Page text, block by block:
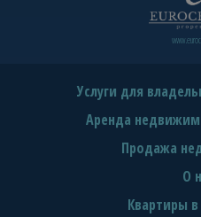
Услуги для
Аренда
Продажа
О
Квартиры